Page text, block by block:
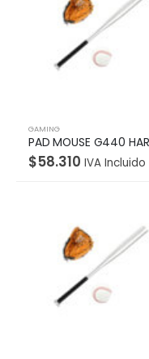
GAMING
$58.310 IVA Incluido